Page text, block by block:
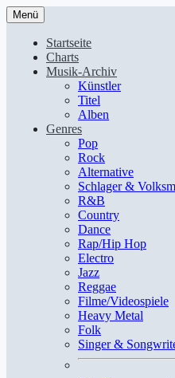
Menü
Startseite
Charts
Musik-Archiv
Künstler
Titel
Alben
Genres
Pop
Rock
Alternative
Schlager &
R&B
Country
Dance
Rap/Hip Hop
Electro
Jazz
Reggae
Filme/Videospiele
Heavy Metal
Folk
Singer &